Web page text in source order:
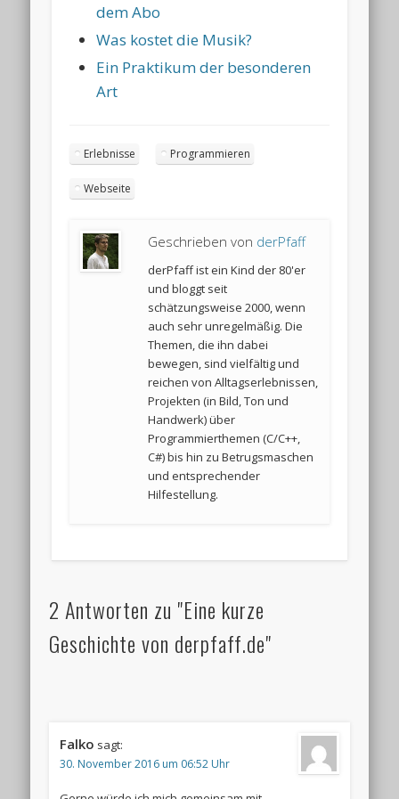
dem Abo
Was kostet die Musik?
Ein Praktikum der besonderen
Art
Erlebnisse Programmieren
Webseite
Geschrieben von derPfaff
derPfaff ist ein Kind der 80'er
und bloggt seit
schätzungsweise 2000, wenn
auch sehr unregelmäßig. Die
Themen, die ihn dabei
bewegen, sind vielfältig und
reichen von Alltagserlebnissen,
Projekten (in Bild, Ton und
Handwerk) über
Programmierthemen (C/C++,
C#) bis hin zu Betrugsmaschen
und entsprechender
Hilfestellung.
2 Antworten zu "Eine kurze
Geschichte von derpfaff.de"
Falko sagt:
30. November 2016 um 06:52 Uhr